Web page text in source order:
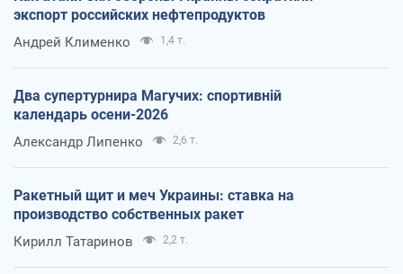
экспорт российских нефтепродуктов
Андрей Клименко 1,4 т.
Два супертурнира Магучих: спортивній
календарь осени-2026
Александр Липенко 2,6 т.
Ракетный щит и меч Украины: ставка на
производство собственных ракет
Кирилл Татаринов 2,2 т.